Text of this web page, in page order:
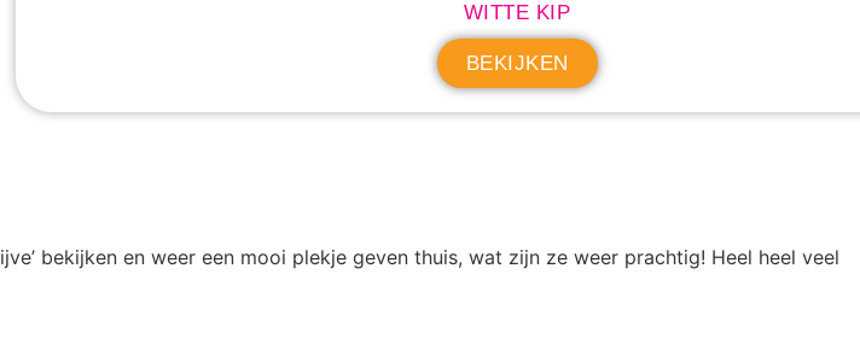
WITTE KIP
BEKIJKEN
bekijken en weer een mooi plekje geven thuis, wat zijn ze weer prachtig! Heel heel veel